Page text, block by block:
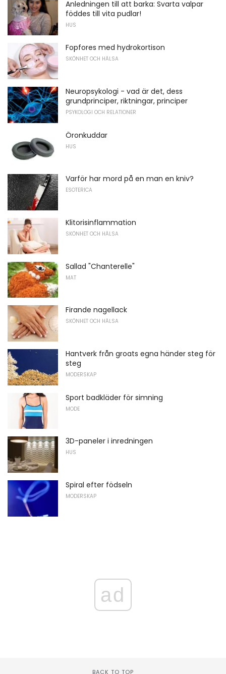
Anledningen till att barka: Svarta valpar
föddes till vita pudlar!
HUS
Fopfores med hydrokortison
SKÖNHET OCH HÄLSA
Neuropsykologi - vad är det, dess
grundprinciper, riktningar, principer
PSYKOLOGI OCH RELATIONER
Öronkuddar
HUS
Varför har mord på en man en kniv?
ESOTERICA
Klitorisinflammation
SKÖNHET OCH HÄLSA
Sallad "Chanterelle"
MAT
Firande nagellack
SKÖNHET OCH HÄLSA
Hantverk från groats egna händer steg för
steg
MODERSKAP
Sport badkläder för simning
MODE
3D-paneler i inredningen
HUS
Spiral efter födseln
MODERSKAP
ad
BACK TO TOP